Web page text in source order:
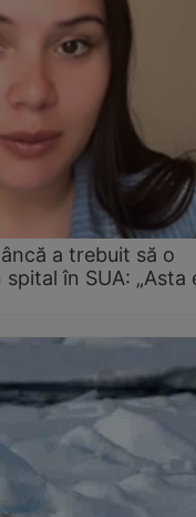
a trebuit să o
în SUA: „Asta